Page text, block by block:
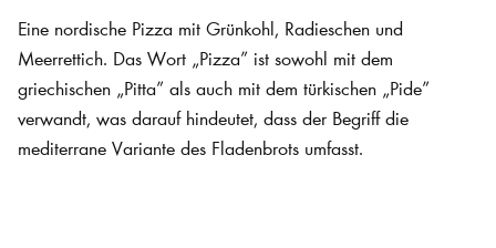
Eine nordische Pizza mit Grünkohl, Radieschen und
Meerrettich. Das Wort „Pizza” ist sowohl mit dem
griechischen „Pitta” als auch mit dem türkischen „Pide”
verwandt, was darauf hindeutet, dass der Begriff die
mediterrane Variante des Fladenbrots umfasst.